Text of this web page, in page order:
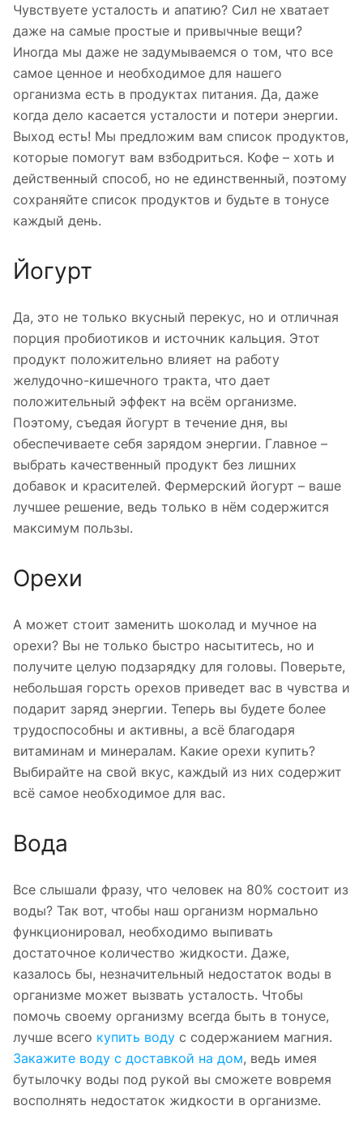
Чувствуете усталость и апатию? Сил не хватает
даже на самые простые и привычные вещи?
Иногда мы даже не задумываемся о том, что все
самое ценное и необходимое для нашего
организма есть в продуктах питания. Да, даже
когда дело касается усталости и потери энергии.
Выход есть! Мы предложим вам список продуктов,
которые помогут вам взбодриться. Кофе – хоть и
действенный способ, но не единственный, поэтому
сохраняйте список продуктов и будьте в тонусе
каждый день.
Йогурт
Да, это не только вкусный перекус, но и отличная
порция пробиотиков и источник кальция. Этот
продукт положительно влияет на работу
желудочно-кишечного тракта, что дает
положительный эффект на всём организме.
Поэтому, съедая йогурт в течение дня, вы
обеспечиваете себя зарядом энергии. Главное –
выбрать качественный продукт без лишних
добавок и красителей. Фермерский йогурт – ваше
лучшее решение, ведь только в нём содержится
максимум пользы.
Орехи
А может стоит заменить шоколад и мучное на
орехи? Вы не только быстро насытитесь, но и
получите целую подзарядку для головы. Поверьте,
небольшая горсть орехов приведет вас в чувства и
подарит заряд энергии. Теперь вы будете более
трудоспособны и активны, а всё благодаря
витаминам и минералам. Какие орехи купить?
Выбирайте на свой вкус, каждый из них содержит
всё самое необходимое для вас.
Вода
Все слышали фразу, что человек на 80% состоит из
воды? Так вот, чтобы наш организм нормально
функционировал, необходимо выпивать
достаточное количество жидкости. Даже,
казалось бы, незначительный недостаток воды в
организме может вызвать усталость. Чтобы
помочь своему организму всегда быть в тонусе,
лучше всего купить воду с содержанием магния.
Закажите воду с доставкой на дом, ведь имея
бутылочку воды под рукой вы сможете вовремя
восполнять недостаток жидкости в организме.